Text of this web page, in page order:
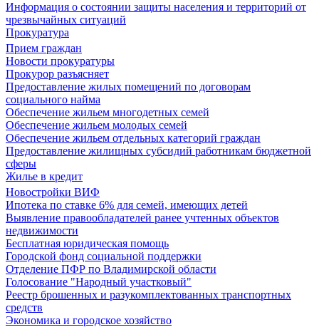
Информация о состоянии защиты населения и территорий от
чрезвычайных ситуаций
Прокуратура
Прием граждан
Новости прокуратуры
Прокурор разъясняет
Предоставление жилых помещений по договорам
социального найма
Обеспечение жильем многодетных семей
Обеспечение жильем молодых семей
Обеспечение жильем отдельных категорий граждан
Предоставление жилищных субсидий работникам бюджетной
сферы
Жилье в кредит
Новостройки ВИФ
Ипотека по ставке 6% для семей, имеющих детей
Выявление правообладателей ранее учтенных объектов
недвижимости
Бесплатная юридическая помощь
Городской фонд социальной поддержки
Отделение ПФР по Владимирской области
Голосование "Народный участковый"
Реестр брошенных и разукомплектованных транспортных
средств
Экономика и городское хозяйство